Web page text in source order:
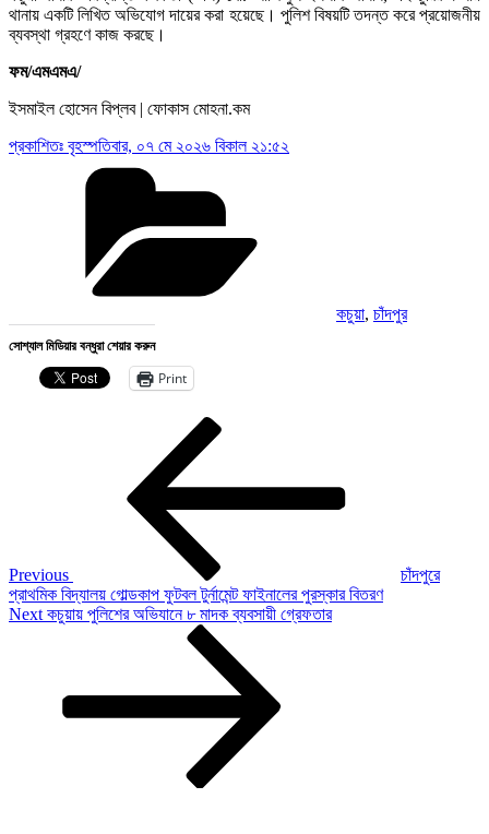
থানায় একটি লিখিত অভিযোগ দায়ের করা হয়েছে। পুলিশ বিষয়টি তদন্ত করে প্রয়োজনীয়
ব্যবস্থা গ্রহণে কাজ করছে।
ফম/এমএমএ/
ইসমাইল হোসেন বিপ্লব | ফোকাস মোহনা.কম
প্রকাশিতঃ বৃহস্পতিবার, ০৭ মে ২০২৬ বিকাল ২১:৫২
কচুয়া, চাঁদপুর
সোশ্যাল মিডিয়ার বন্ধুরা শেয়ার করুন
Print
Previous
চাঁদপুরে
প্রাথমিক বিদ্যালয় গোল্ডকাপ ফুটবল টুর্নামেন্ট ফাইনালের পুরস্কার বিতরণ
Next
Next কচুয়ায় পুলিশের অভিযানে ৮ মাদক ব্যবসায়ী গ্রেফতার